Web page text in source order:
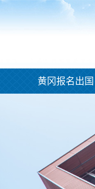
黄冈报名出国